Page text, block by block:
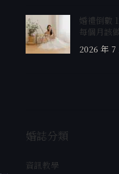
婚禮倒數
每個月該
2026 年 7
婚誌分類
資訊教學